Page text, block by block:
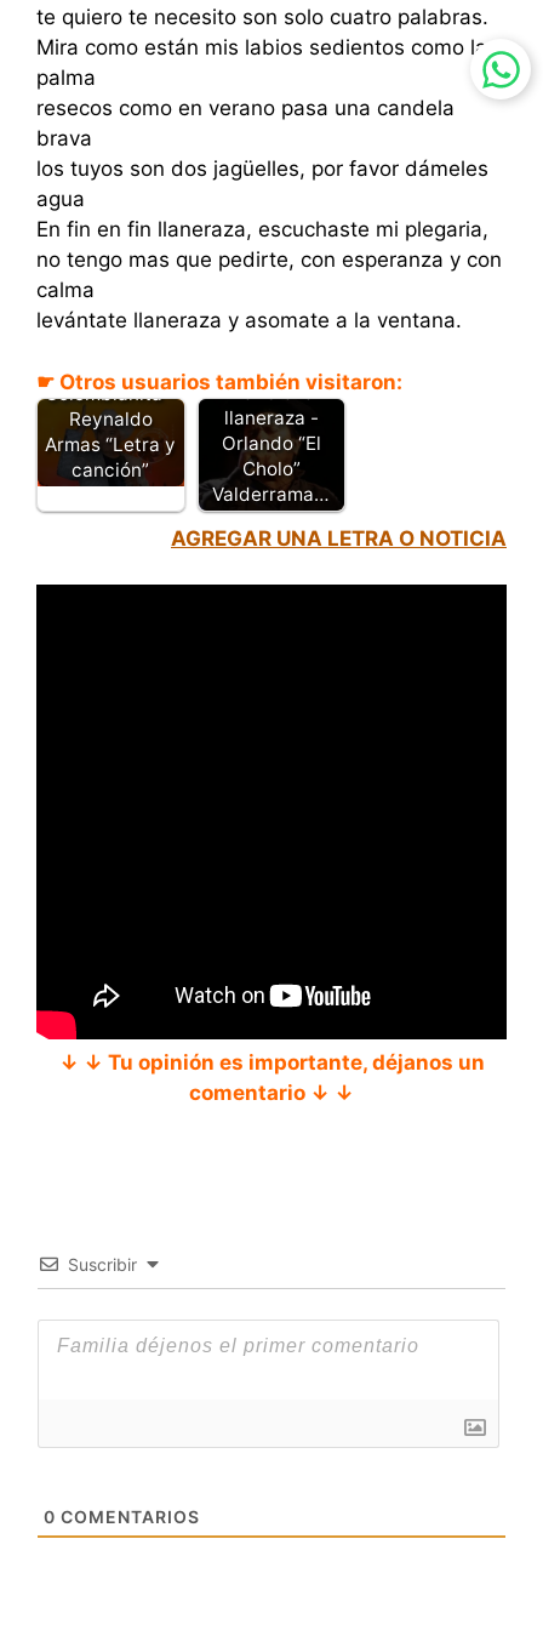
te quiero te necesito son solo cuatro palabras.
Mira como están mis labios sedientos como la
palma
resecos como en verano pasa una candela
brava
los tuyos son dos jagüelles, por favor dámeles
agua
En fin en fin llaneraza, escuchaste mi plegaria,
no tengo mas que pedirte, con esperanza y con
calma
levántate llaneraza y asomate a la ventana.
☛ Otros usuarios también visitaron:
Colombianita -
Reynaldo
Armas “Letra y
canción”
Llaneraza
llaneraza -
Orlando “El
Cholo”
Valderrama…
AGREGAR UNA LETRA O NOTICIA
↓ ↓ Tu opinión es importante, déjanos un
comentario ↓ ↓
Suscribir
0 COMENTARIOS